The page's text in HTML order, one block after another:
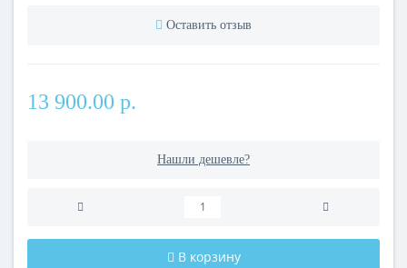
Оставить отзыв
13 900.00 р.
Нашли дешевле?
В корзину